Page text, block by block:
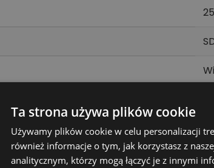
uchwytem SDS-plus
wiertła z kompatybilnymi
do pracy udarowej, dlatego osprzęt
Ta strona używa plików cookie
Używamy plików cookie w celu personalizacji
również informacje o tym, jak korzystasz z
analitycznym, którzy mogą łączyć je z innymi